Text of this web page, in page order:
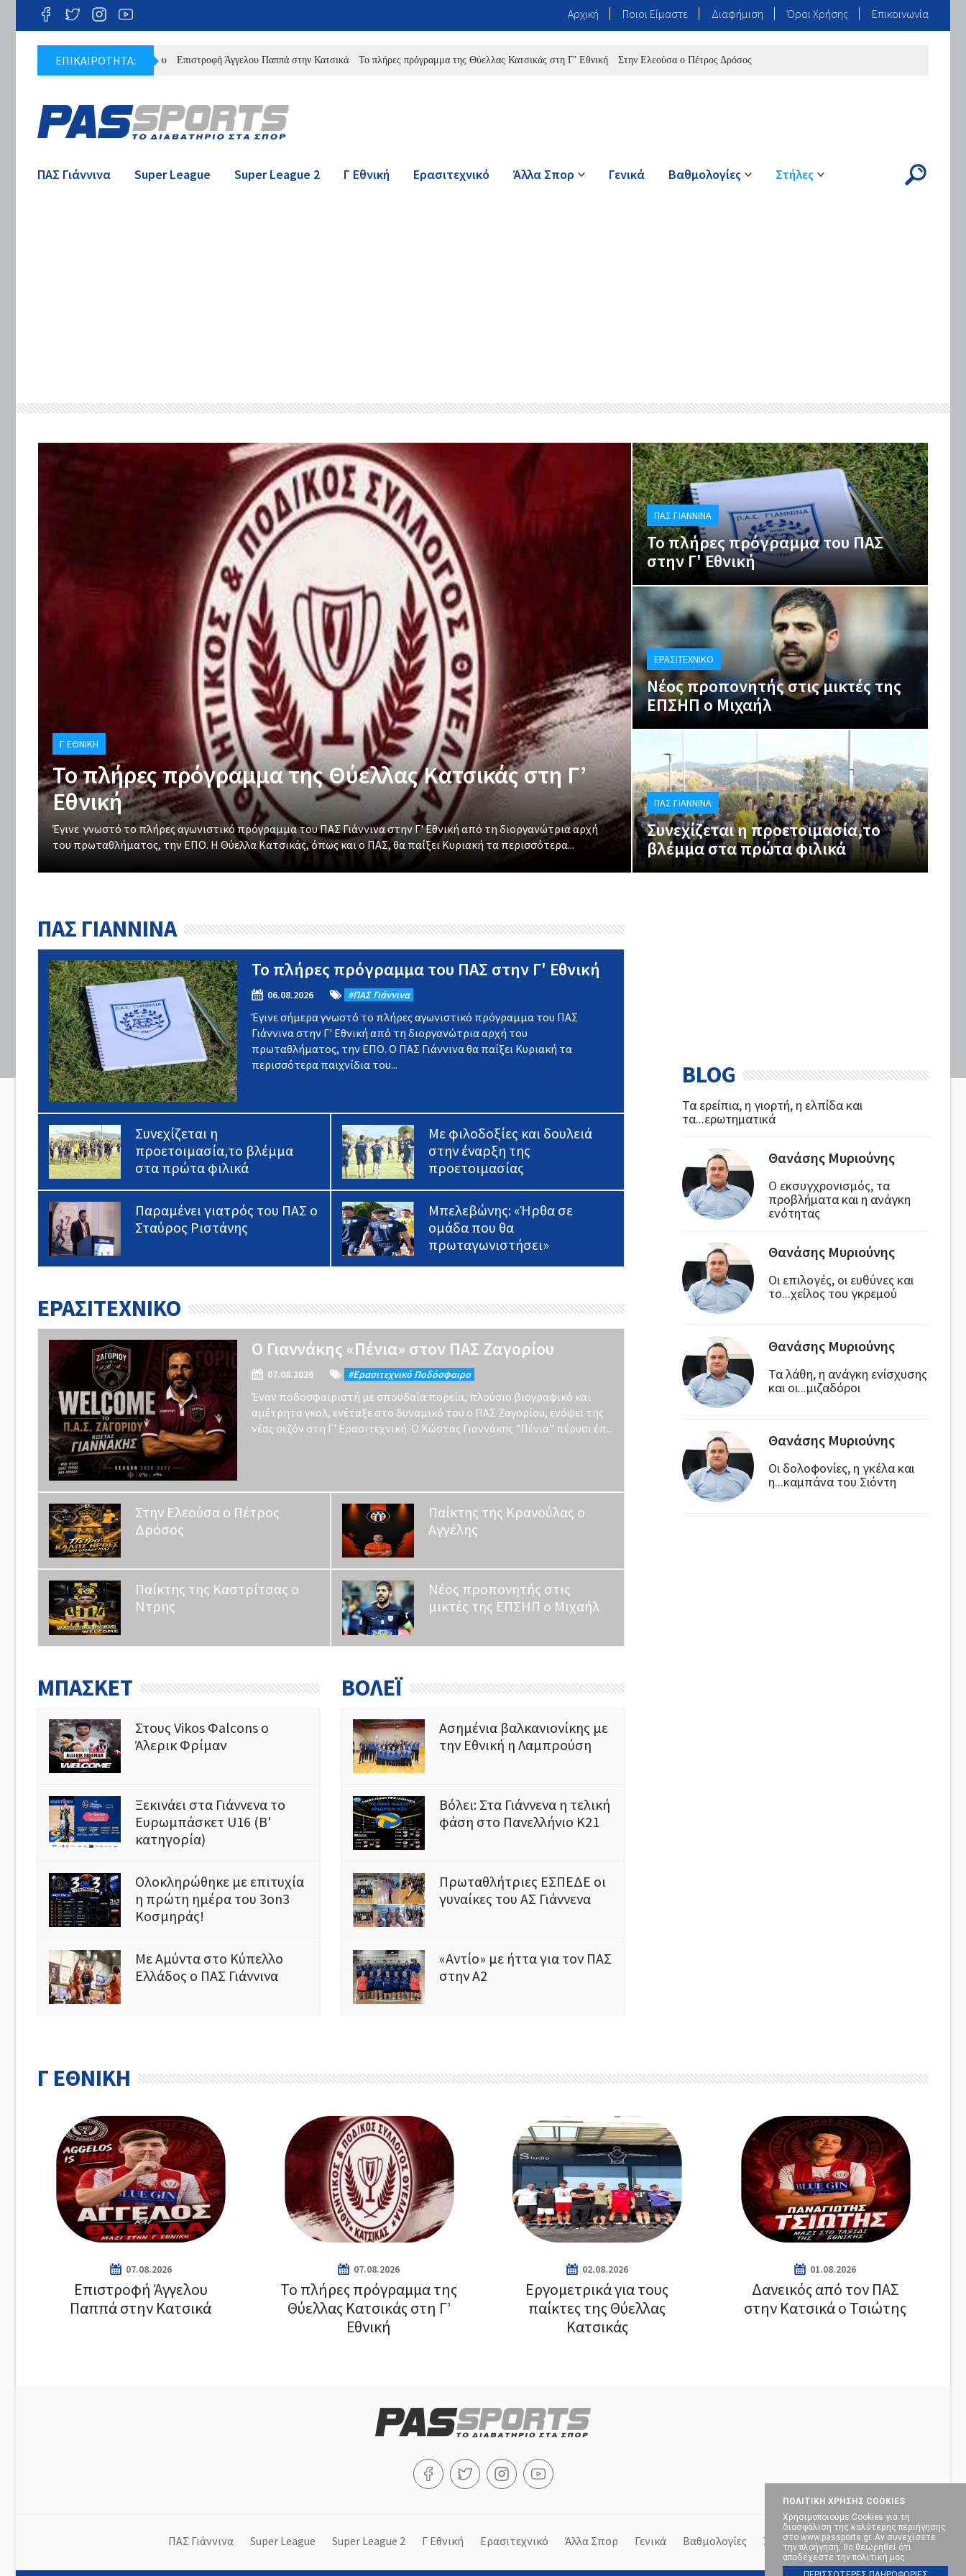
ΠΟΛΙΤΙΚΗ ΧΡΗΣΗΣ COOKIES
Χρησιμοποιούμε Cookies για τη
διασφάλιση της καλύτερης περιήγησης
στο www.passports.gr. Αν συνεχίσετε
την πλοήγηση, θα θεωρηθεί ότι
αποδέχεστε την πολιτική μας.
Αρχική Ποιοι Είμαστε Διαφήμιση Όροι Χρήσης Επικοινωνία
ΕΠΙΚΑΙΡΟΤΗΤΑ: Επιστροφή Άγγελου Παππά στην Κατσικά Το πλήρες πρόγραμμα της Θύελλας Κατσικάς στη Γ’ Εθνική Στην Ελεούσα ο Πέτρος Δρόσος Ο Γιαννάκης «Πένια» στον ΠΑΣ Ζαγορίου
ΠΑΣ Γιάννινα Super League Super League 2 Γ Εθνική Ερασιτεχνικό Άλλα Σπορ Γενικά Βαθμολογίες Στήλες
Γ ΕΘΝΙΚΉ
Το πλήρες πρόγραμμα της Θύελλας Κατσικάς στη Γ’
Εθνική
Έγινε γνωστό το πλήρες αγωνιστικό πρόγραμμα του ΠΑΣ Γιάννινα στην Γ' Εθνική από τη διοργανώτρια αρχή
του πρωταθλήματος, την ΕΠΟ. Η Θύελλα Κατσικάς, όπως και ο ΠΑΣ, θα παίξει Κυριακή τα περισσότερα...
ΠΑΣ ΓΙΆΝΝΙΝΑ
Το πλήρες πρόγραμμα του ΠΑΣ
στην Γ' Εθνική
ΕΡΑΣΙΤΕΧΝΙΚΌ
Νέος προπονητής στις μικτές της
ΕΠΣΗΠ ο Μιχαήλ
ΠΑΣ ΓΙΆΝΝΙΝΑ
Συνεχίζεται η προετοιμασία,το
βλέμμα στα πρώτα φιλικά
ΠΑΣ ΓΙΑΝΝΙΝΑ
Το πλήρες πρόγραμμα του ΠΑΣ στην Γ' Εθνική
06.08.2026 #ΠΑΣ Γιάννινα
Έγινε σήμερα γνωστό το πλήρες αγωνιστικό πρόγραμμα του ΠΑΣ
Γιάννινα στην Γ' Εθνική από τη διοργανώτρια αρχή του
πρωταθλήματος, την ΕΠΟ. Ο ΠΑΣ Γιάννινα θα παίξει Κυριακή τα
περισσότερα παιχνίδια του...
Συνεχίζεται η
προετοιμασία,το βλέμμα
στα πρώτα φιλικά
Με φιλοδοξίες και δουλειά
στην έναρξη της
προετοιμασίας
Παραμένει γιατρός του ΠΑΣ ο
Σταύρος Ριστάνης
Μπελεβώνης: «Ήρθα σε
ομάδα που θα
πρωταγωνιστήσει»
ΕΡΑΣΙΤΕΧΝΙΚΟ
Ο Γιαννάκης «Πένια» στον ΠΑΣ Ζαγορίου
07.08.2026 #Eρασιτεχνικό Ποδόσφαιρο
Έναν ποδοσφαιριστή με σπουδαία πορεία, πλούσιο βιογραφικό και
αμέτρητα γκολ, ενέταξε στο δυναμικό του ο ΠΑΣ Ζαγορίου, ενόψει της
νέας σεζόν στη Γ' Ερασιτεχνική. Ο Κώστας Γιαννάκης "Πένια" πέρυσι έπ...
Στην Ελεούσα ο Πέτρος
Δρόσος
Παίκτης της Κρανούλας ο
Αγγέλης
Παίκτης της Καστρίτσας ο
Ντρης
Νέος προπονητής στις
μικτές της ΕΠΣΗΠ ο Μιχαήλ
ΜΠΑΣΚΕΤ
Στους Vikos Φalcons ο
Άλερικ Φρίμαν
Ξεκινάει στα Γιάννενα το
Ευρωμπάσκετ U16 (Β'
κατηγορία)
Ολοκληρώθηκε με επιτυχία
η πρώτη ημέρα του 3on3
Κοσμηράς!
Με Αμύντα στο Κύπελλο
Ελλάδος ο ΠΑΣ Γιάννινα
ΒΟΛΕΪ
Ασημένια βαλκανιονίκης με
την Εθνική η Λαμπρούση
Bόλει: Στα Γιάννενα η τελική
φάση στο Πανελλήνιο Κ21
Πρωταθλήτριες ΕΣΠΕΔΕ οι
γυναίκες του ΑΣ Γιάννενα
«Αντίο» με ήττα για τον ΠΑΣ
στην Α2
BLOG
Τα ερείπια, η γιορτή, η ελπίδα και
τα...ερωτηματικά
Θανάσης Μυριούνης
Ο εκσυγχρονισμός, τα
προβλήματα και η ανάγκη
ενότητας
Θανάσης Μυριούνης
Οι επιλογές, οι ευθύνες και
το...χείλος του γκρεμού
Θανάσης Μυριούνης
Τα λάθη, η ανάγκη ενίσχυσης
και οι...μιζαδόροι
Θανάσης Μυριούνης
Οι δολοφονίες, η γκέλα και
η...καμπάνα του Σιόντη
Γ ΕΘΝΙΚΗ
07.08.2026
Επιστροφή Άγγελου
Παππά στην Κατσικά
07.08.2026
Το πλήρες πρόγραμμα της
Θύελλας Κατσικάς στη Γ’
Εθνική
02.08.2026
Εργομετρικά για τους
παίκτες της Θύελλας
Κατσικάς
01.08.2026
Δανεικός από τον ΠΑΣ
στην Κατσικά ο Τσιώτης
ΠΑΣ Γιάννινα Super League Super League 2 Γ Εθνική Ερασιτεχνικό Άλλα Σπορ Γενικά Βαθμολογίες Στήλες